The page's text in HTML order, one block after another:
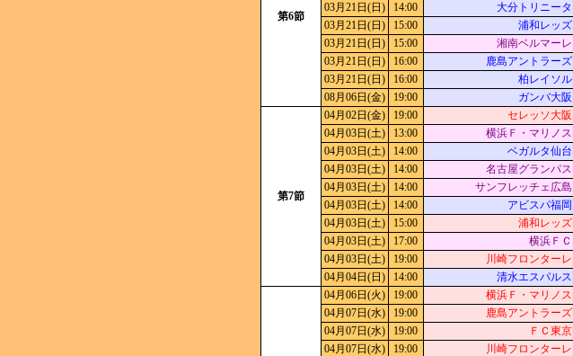
第6節
03月21日(日)
14:00 大分トリニータ
03月21日(日)
15:00 浦和レッズ
03月21日(日)
15:00 湘南ベルマーレ
03月21日(日)
16:00 鹿島アントラーズ
03月21日(日)
16:00 柏レイソル
08月06日(金)
19:00 ガンバ大阪
第7節
04月02日(金) 19:00 セレッソ大阪
04月03日(土)
13:00 横浜Ｆ・マリノス
04月03日(土)
14:00 ベガルタ仙台
04月03日(土)
14:00 名古屋グランパス
04月03日(土)
14:00 サンフレッチェ広島
04月03日(土)
14:00 アビスパ福岡
04月03日(土)
15:00 浦和レッズ
04月03日(土)
17:00 横浜ＦＣ
04月03日(土)
19:00 川崎フロンターレ
04月04日(日)
14:00 清水エスパルス
04月06日(火) 19:00 横浜Ｆ・マリノス
04月07日(水)
19:00 鹿島アントラーズ
04月07日(水)
19:00 ＦＣ東京
04月07日(水)
19:00 川崎フロンターレ